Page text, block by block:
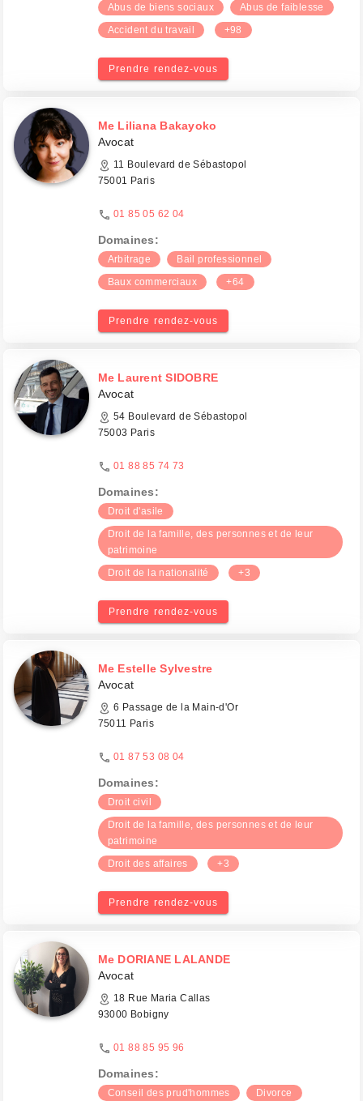
Abus de biens sociaux
Abus de faiblesse
Accident du travail
+98
Prendre rendez-vous
Me Liliana Bakayoko
Avocat
11 Boulevard de Sébastopol
75001 Paris
01 85 05 62 04
Domaines:
Arbitrage
Bail professionnel
Baux commerciaux
+64
Prendre rendez-vous
Me Laurent SIDOBRE
Avocat
54 Boulevard de Sébastopol
75003 Paris
01 88 85 74 73
Domaines:
Droit d'asile
Droit de la famille, des personnes et de leur
patrimoine
Droit de la nationalité
+3
Prendre rendez-vous
Me Estelle Sylvestre
Avocat
6 Passage de la Main-d'Or
75011 Paris
01 87 53 08 04
Domaines:
Droit civil
Droit de la famille, des personnes et de leur
patrimoine
Droit des affaires
+3
Prendre rendez-vous
Me DORIANE LALANDE
Avocat
18 Rue Maria Callas
93000 Bobigny
01 88 85 95 96
Domaines:
Conseil des prud'hommes Divorce